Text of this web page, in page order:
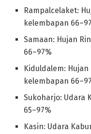
Rampalcelaket:
kelembapan
Samaan: Hujan
66–97%
Kiduldalem: Hujan
kelembapan
Sukoharjo: Udara
65–97%
Kasin: Udara